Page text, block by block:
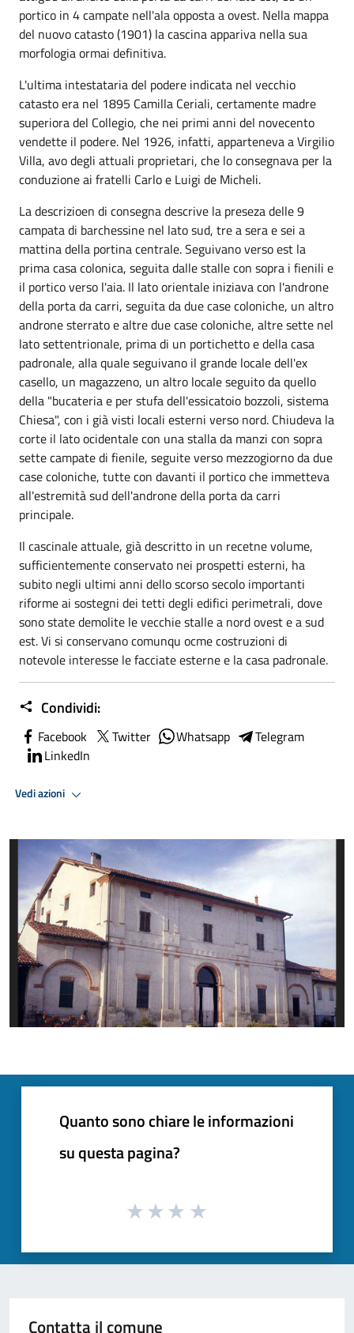
portico in 4 campate nell'ala opposta a ovest. Nella mappa
del nuovo catasto (1901) la cascina appariva nella sua
morfologia ormai definitiva.
L'ultima intestataria del podere indicata nel vecchio
catasto era nel 1895 Camilla Ceriali, certamente madre
superiora del Collegio, che nei primi anni del novecento
vendette il podere. Nel 1926, infatti, apparteneva a Virgilio
Villa, avo degli attuali proprietari, che lo consegnava per la
conduzione ai fratelli Carlo e Luigi de Micheli.
La descrizioen di consegna descrive la preseza delle 9
campata di barchessine nel lato sud, tre a sera e sei a
mattina della portina centrale. Seguivano verso est la
prima casa colonica, seguita dalle stalle con sopra i fienili e
il portico verso l'aia. Il lato orientale iniziava con l'androne
della porta da carri, seguita da due case coloniche, un altro
androne sterrato e altre due case coloniche, altre sette nel
lato settentrionale, prima di un portichetto e della casa
padronale, alla quale seguivano il grande locale dell'ex
casello, un magazzeno, un altro locale seguito da quello
della "bucateria e per stufa dell'essicatoio bozzoli, sistema
Chiesa", con i già visti locali esterni verso nord. Chiudeva la
corte il lato ocidentale con una stalla da manzi con sopra
sette campate di fienile, seguite verso mezzogiorno da due
case coloniche, tutte con davanti il portico che immetteva
all'estremità sud dell'androne della porta da carri
principale.
Il cascinale attuale, già descritto in un recetne volume,
sufficientemente conservato nei prospetti esterni, ha
subito negli ultimi anni dello scorso secolo importanti
riforme ai sostegni dei tetti degli edifici perimetrali, dove
sono state demolite le vecchie stalle a nord ovest e a sud
est. Vi si conservano comunqu ocme costruzioni di
notevole interesse le facciate esterne e la casa padronale.
Condividi:
Facebook Twitter Whatsapp
Telegram
LinkedIn
Vedi azioni
Quanto sono chiare le informazioni
su questa pagina?
Contatta il comune